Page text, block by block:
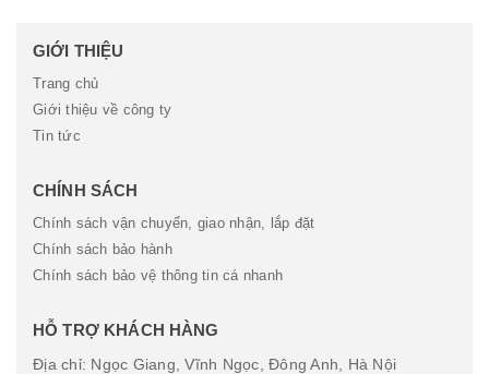
GIỚI THIỆU
Trang chủ
Giới thiệu về công ty
Tin tức
CHÍNH SÁCH
Chính sách vận chuyển, giao nhận, lắp đặt
Chính sách bảo hành
Chính sách bảo vệ thông tin cá nhanh
HỖ TRỢ KHÁCH HÀNG
Địa chỉ: Ngọc Giang, Vĩnh Ngọc, Đông Anh, Hà Nội